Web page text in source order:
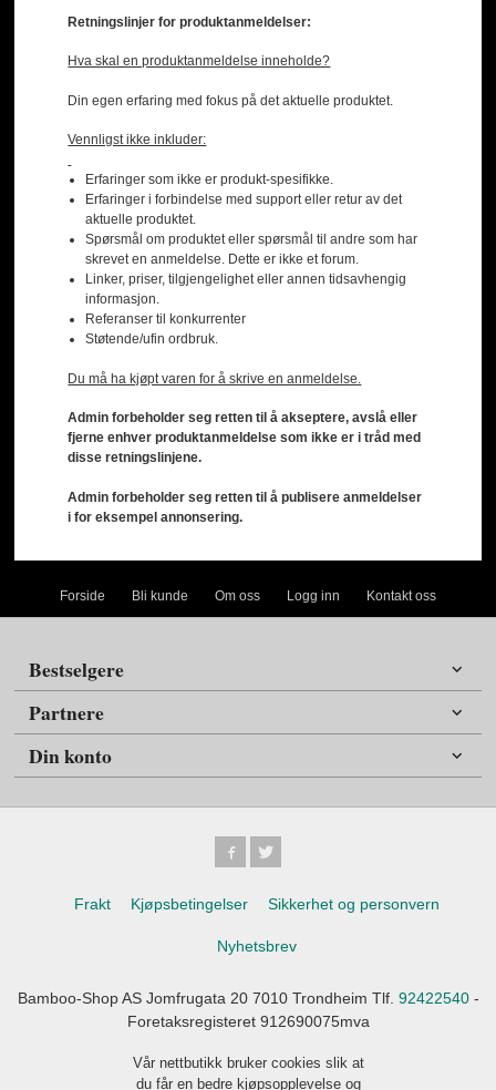
Retningslinjer for produktanmeldelser:
Hva skal en produktanmeldelse inneholde?
Din egen erfaring med fokus på det aktuelle produktet.
Vennligst ikke inkluder:
Erfaringer som ikke er produkt-spesifikke.
Erfaringer i forbindelse med support eller retur av det
aktuelle produktet.
Spørsmål om produktet eller spørsmål til andre som har
skrevet en anmeldelse. Dette er ikke et forum.
Linker, priser, tilgjengelighet eller annen tidsavhengig
informasjon.
Referanser til konkurrenter
Støtende/ufin ordbruk.
Du må ha kjøpt varen for å skrive en anmeldelse.
Admin forbeholder seg retten til å akseptere, avslå eller
fjerne enhver produktanmeldelse som ikke er i tråd med
disse retningslinjene.
Admin forbeholder seg retten til å publisere anmeldelser
i for eksempel annonsering.
Forside Bli kunde Om oss Logg inn Kontakt oss
Bestselgere
Partnere
Din konto
Frakt Kjøpsbetingelser Sikkerhet og personvern
Nyhetsbrev
Bamboo-Shop AS Jomfrugata 20 7010 Trondheim Tlf. 92422540-
Foretaksregisteret 912690075mva
Vår nettbutikk bruker cookies slik at
du får en bedre kjøpsopplevelse og